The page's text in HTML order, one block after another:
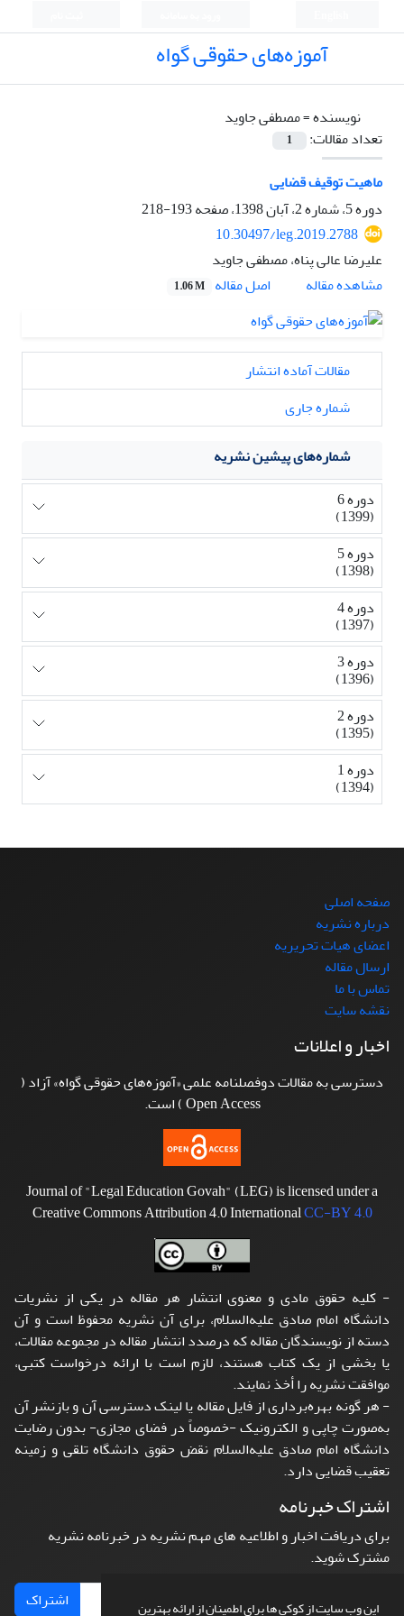
این وب سایت از کوکی ها برای اطمینان از ارائه بهترین
آموزه‌های حقوقی گواه
نویسنده =مصطفی جاوید
تعداد مقالات:
1
ماهیت توقیف قضایی
دوره 5، شماره 2، آبان 1398، صفحه
193-218
10.30497/leg.2019.2788
علیرضا عالی پناه، مصطفی جاوید
مشاهده مقاله
اصل مقاله 1.06 M
مقالات آماده انتشار
شماره جاری
شماره‌های پیشین نشریه
دوره 6
(1399)
دوره 5
(1398)
دوره 4
(1397)
دوره 3
(1396)
دوره 2
(1395)
دوره 1
(1394)
صفحه اصلی
درباره نشریه
اعضای هیات تحریریه
ارسال مقاله
تماس با ما
نقشه سایت
اخبار و اعلانات
دسترسی به مقالات دوفصلنامه علمی «آموزه‌های حقوقی گواه» آزاد (
Open Access ) است.
Journal of "Legal Education Govah" (LEG) is licensed under a
Creative Commons Attribution 4.0 InternationalCC-BY 4.0
- کلیه حقوق مادی و معنوی انتشار هر مقاله در یکی از نشریات
دانشگاه امام صادق علیه‌السلام، برای آن نشریه محفوظ است و آن
دسته از نویسندگان مقاله که درصدد انتشار مقاله در مجموعه مقالات،
یا بخشی از یک کتاب هستند، لازم است با ارائه درخواست کتبی،
موافقت نشریه را أخذ نمایند.
- هر گونه بهره‌برداری از فایل مقاله یا لینک دسترسی آن و بازنشر آن
به‌صورت چاپی و الکترونیک -خصوصاً در فضای مجازی- بدون رضایت
دانشگاه امام صادق علیه‌السلام نقض حقوق دانشگاه تلقی و زمینه
تعقیب قضایی دارد.
اشتراک خبرنامه
برای دریافت اخبار و اطلاعیه های مهم نشریه در خبرنامه نشریه
مشترک شوید.
اشتراک